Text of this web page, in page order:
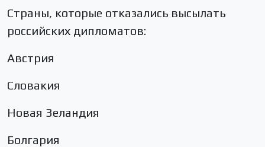
Страны, которые отказались высылать
российских дипломатов:
Австрия
Словакия
Новая Зеландия
Болгария